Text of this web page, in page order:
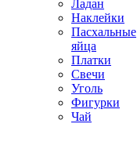
Ладан
Наклейки
Пасхальные
яйца
Платки
Свечи
Уголь
Фигурки
Чай